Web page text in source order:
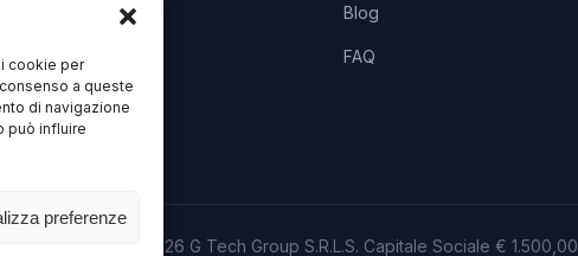
cookie per
a queste
di navigazione
può influire
preferenze
e Prezzi
Blog
FAQ
© 2013 – 2026 G Tech Group S.R.L.S. Capitale Sociale € 1.500,00